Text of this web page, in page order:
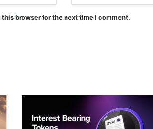
browser for the next time I comment.